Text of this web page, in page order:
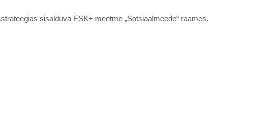
sisalduva ESK+ meetme „Sotsiaalmeede“ raames.